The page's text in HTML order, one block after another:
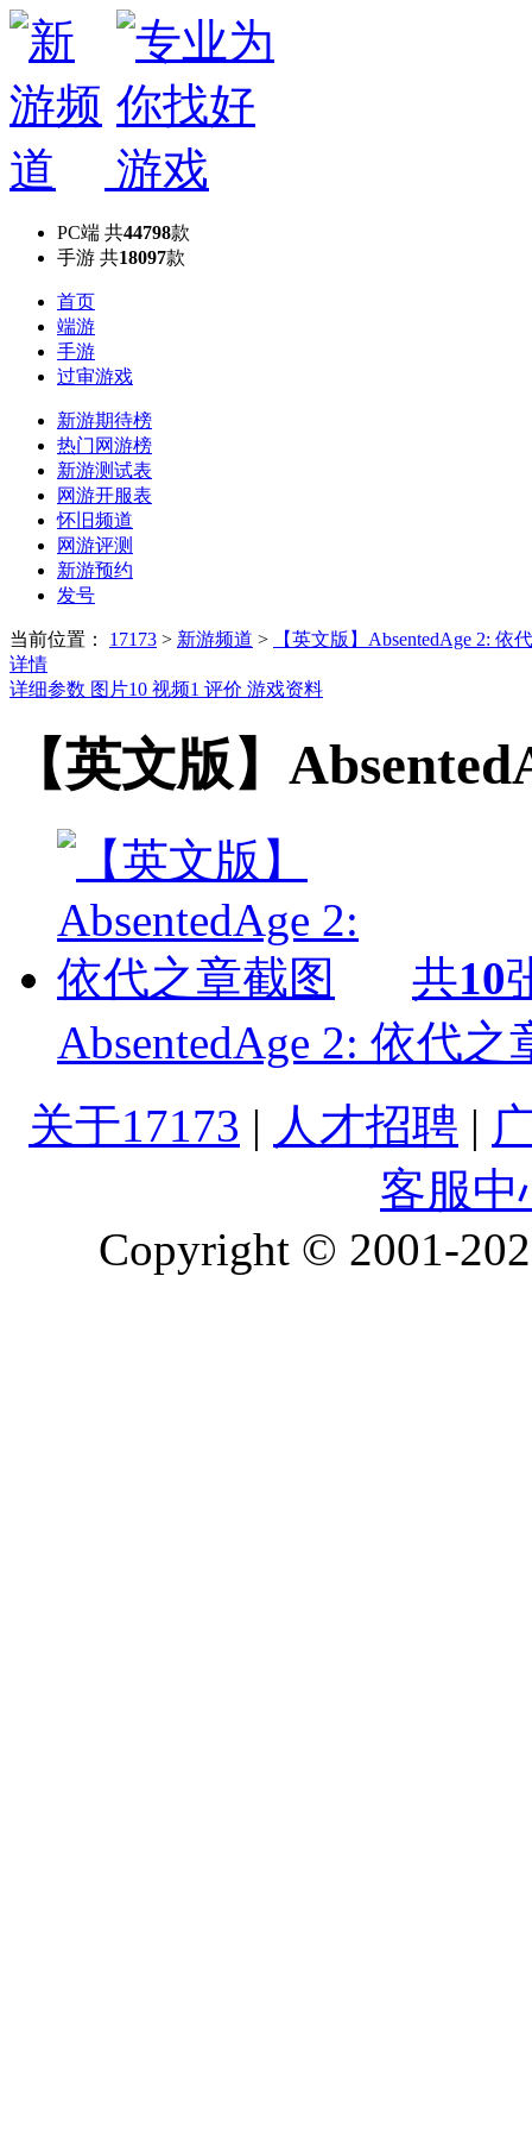
PC端 共44798款
手游 共18097款
首页
端游
手游
过审游戏
新游期待榜
热门网游榜
新游测试表
网游开服表
怀旧频道
网游评测
新游预约
发号
当前位置： 17173 > 新游频道 >
【英文版】AbsentedAge 2: 依
详情
详细参数 图片10 视频1 评价 游戏资料
【英文版】
共10
AbsentedAge 2: 依代之
关于17173 | 人才招聘 |
客服中
Copyright © 2001-